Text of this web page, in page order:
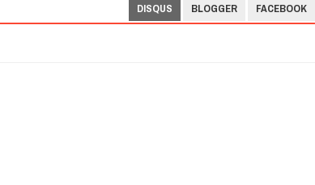
DISQUS BLOGGER FACEBOOK